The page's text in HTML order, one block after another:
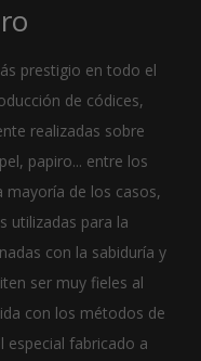
prestigio en todo el
de códices,
realizadas sobre
papiro... entre los
mayoría de los casos,
utilizadas para la
con la sabiduría y
ser muy fieles al
con los métodos de
especial fabricado a